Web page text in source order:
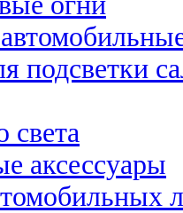
подсветки
света
аксессуары